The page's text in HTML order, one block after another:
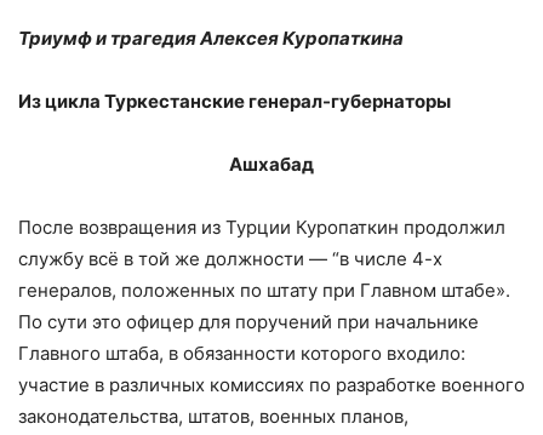
Триумф и трагедия Алексея Куропаткина
Из цикла Туркестанские генерал-губернаторы
Ашхабад
После возвращения из Турции Куропаткин продолжил
службу всё в той же должности — “в числе 4-х
генералов, положенных по штату при Главном штабе».
По сути это офицер для поручений при начальнике
Главного штаба, в обязанности которого входило:
участие в различных комиссиях по разработке военного
законодательства, штатов, военных планов,